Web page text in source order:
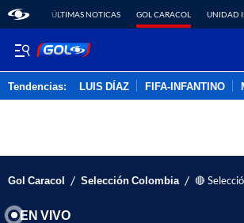
ÚLTIMAS NOTICAS GOL CARACOL UNIDAD
Tendencias: LUIS DÍAZ FIFA-INFANTINO
Gol Caracol / Selección Colombia / 🔴
EN VIVO